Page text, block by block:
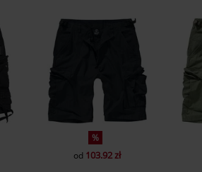
%
od 103.92 zł